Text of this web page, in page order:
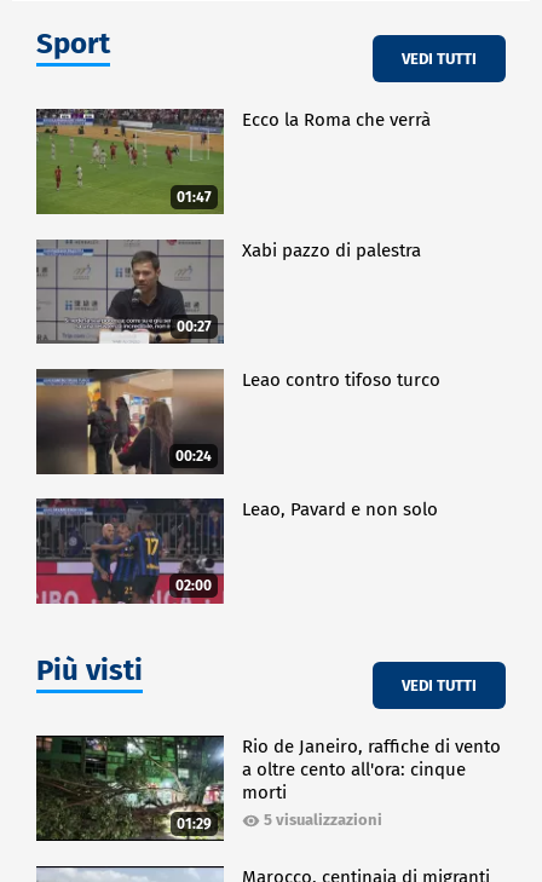
Sport VEDI TUTTI
01:47
Ecco la Roma che verrà
00:27
Xabi pazzo di palestra
00:24
Leao contro tifoso turco
02:00
Leao, Pavard e non solo
Più visti VEDI TUTTI
01:29
Rio de Janeiro, raffiche di vento
a oltre cento all'ora: cinque
morti
5 visualizzazioni
Marocco, centinaia di migranti